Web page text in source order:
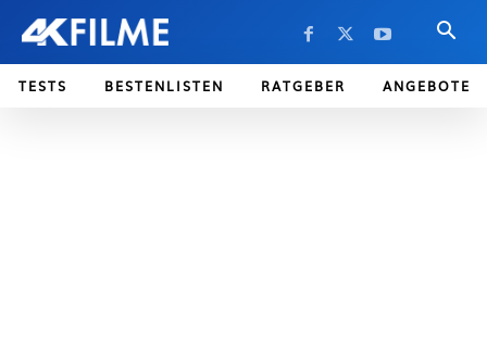
TESTS BESTENLISTEN RATGEBER ANGEBOTE